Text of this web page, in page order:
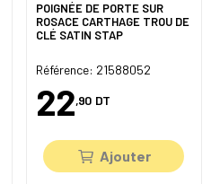
POIGNÉE DE PORTE SUR
ROSACE CARTHAGE TROU DE
CLÉ SATIN STAP
Référence: 21588052
22,90 DT
Ajouter